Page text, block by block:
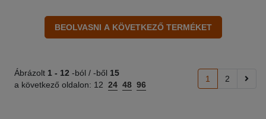
Ábrázolt 1 - 12 -ból / -ből 15
a következő oldalon: 12 24 48 96
1 2